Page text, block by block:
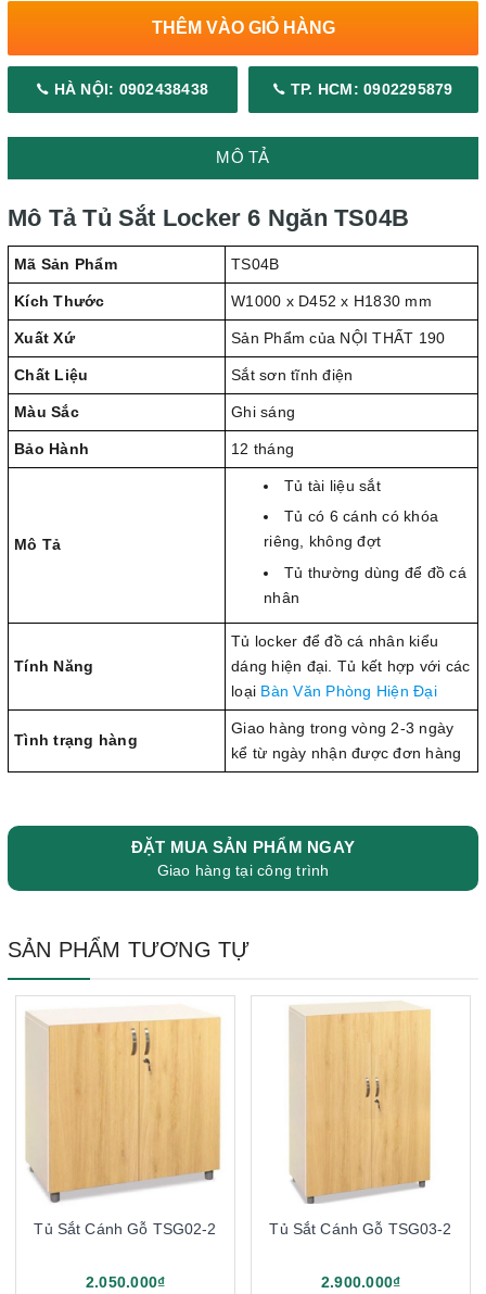
THÊM VÀO GIỎ HÀNG
HÀ NỘI: 0902438438 TP. HCM: 0902295879
MÔ TẢ
Mô Tả Tủ Sắt Locker 6 Ngăn TS04B
Mã Sản Phẩm TS04B
Kích Thước W1000 x D452 x H1830 mm
Xuất Xứ Sản Phẩm của NỘI THẤT 190
Chất Liệu Sắt sơn tĩnh điện
Màu Sắc Ghi sáng
Bảo Hành 12 tháng
Mô Tả
Tủ tài liệu sắt
Tủ có 6 cánh có khóa
riêng, không đợt
Tủ thường dùng để đồ cá
nhân
Tính Năng
Tủ locker để đồ cá nhân kiểu
dáng hiện đại. Tủ kết hợp với các
loại Bàn Văn Phòng Hiện Đại
Tình trạng hàng
Giao hàng trong vòng 2-3 ngày
kể từ ngày nhận được đơn hàng
ĐẶT MUA SẢN PHẨM NGAY
Giao hàng tại công trình
SẢN PHẨM TƯƠNG TỰ
Tủ Sắt Cánh Gỗ TSG02-2
2.050.000₫
Tủ Sắt Cánh Gỗ TSG03-2
2.900.000₫